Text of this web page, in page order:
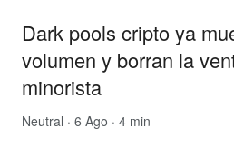
Dark pools cripto ya
volumen y borran la
minorista
Neutral · 6 Ago · 4 min